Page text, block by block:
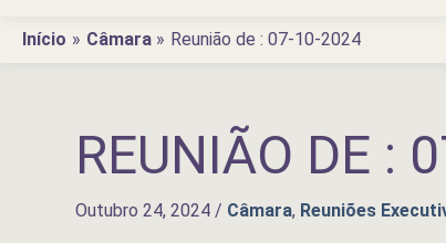
Início Câmara Reunião de : 07-10-2024
REUNIÃO DE :
Outubro 24, 2024 / Câmara, Reuniões